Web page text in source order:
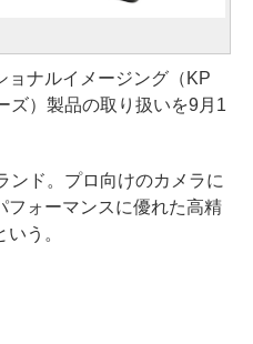
ョナルイメージング（KP
ズ）製品の取り扱いを9月1
ンド。プロ向けのカメラに
フォーマンスに優れた高精
う。